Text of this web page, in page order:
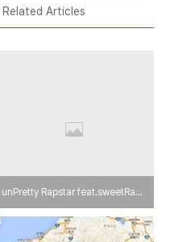
Related Articles
unPretty Rapstar feat.sweetRap귀요미